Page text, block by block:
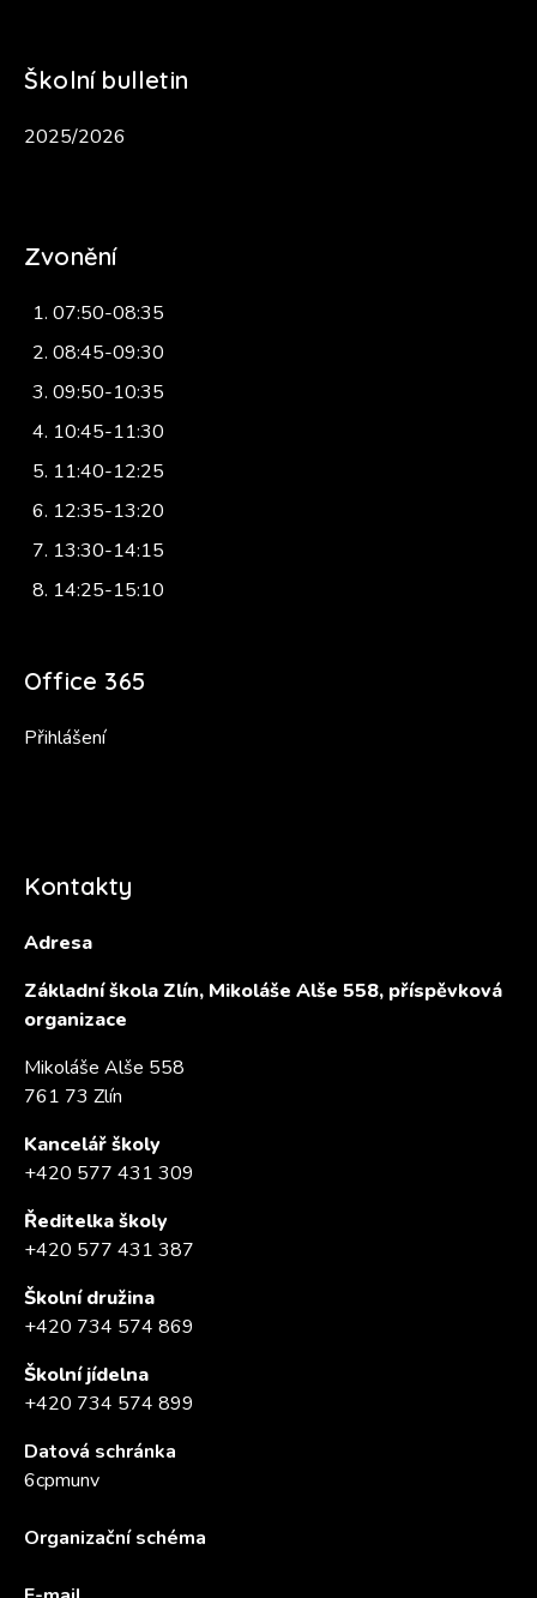
Školní bulletin
2025/2026
Zvonění
07:50-08:35
08:45-09:30
09:50-10:35
10:45-11:30
11:40-12:25
12:35-13:20
13:30-14:15
14:25-15:10
Office 365
Přihlášení
Kontakty
Adresa
Základní škola Zlín, Mikoláše Alše 558, příspěvková
organizace
Mikoláše Alše 558
761 73 Zlín
Kancelář školy
+420 577 431 309
Ředitelka školy
+420 577 431 387
Školní družina
+420 734 574 869
Školní jídelna
+420 734 574 899
Datová schránka
6cpmunv
Organizační schéma